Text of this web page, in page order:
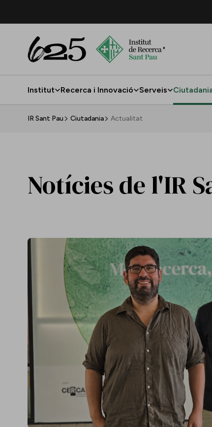
Institut Recerca i Innovació Serveis
IR Sant Pau Ciutadania Actualitat
Notícies de l'IR